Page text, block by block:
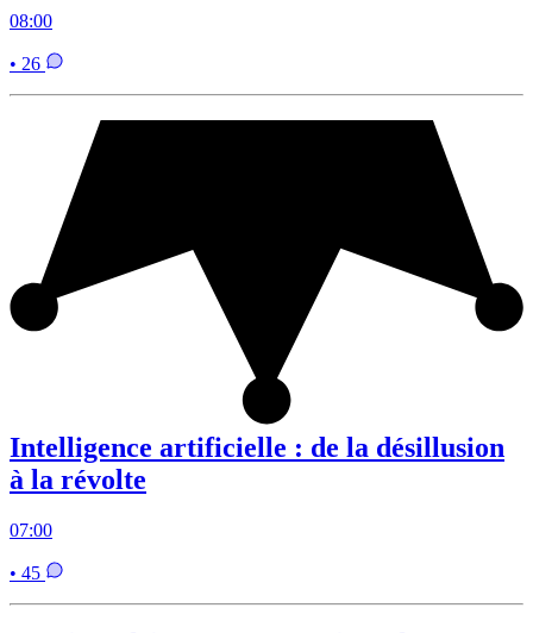
08:00
• 26
Intelligence artificielle : de la désillusion
à la révolte
07:00
• 45